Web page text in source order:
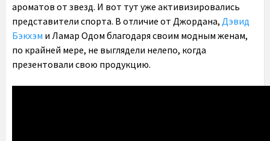
ароматов от звезд. И вот тут уже активизировались
представители спорта. В отличие от Джордана, Дэвид
Бэкхэм и Ламар Одом благодаря своим модным женам,
по крайней мере, не выглядели нелепо, когда
презентовали свою продукцию.